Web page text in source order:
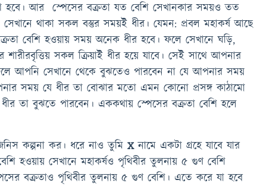
হবে। আর স্পেসের বক্রতা যত বেশি সেখানকার সময়ও তত
সেখানে থাকা সকল বস্তুর সময়ই ধীর। যেমন: প্রবল মহাকর্ষ আছে
বেশি হওয়ায় সময় অনেক ধীর হবে। ফলে সেখানে ঘড়ি,
সকল ক্রিয়াই ধীর হয়ে যাবে। সেই সাথে আপনার
আপনি সেখানে থেকে বুঝতেও পারবেন না যে আপনার সময়
সময় যে ধীর তা বোঝার মতো এমন কোনো প্রসঙ্গ কাঠামো
তা বুঝতে পারবেন। এককথায় স্পেসের বক্রতা বেশি হলে
কর। ধরে নাও তুমিXনামে একটা গ্রহে যাবে যার
হওয়ায় সেখানে মহাকর্ষও পৃথিবীর তুলনায় ৫ গুণ বেশি
বক্রতাও পৃথিবীর তুলনায় ৫ গুণ বেশি। এতে করে যা হবে